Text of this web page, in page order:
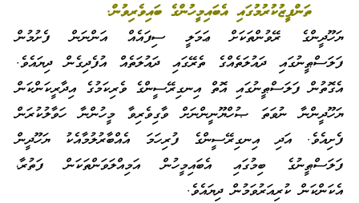
ތަންފީޒުކުރުމުގައި އެބައިމީހުންގެ ބައިވެރިވުން.
ޔަހޫދީންގެ ރޭވުންތަކަށް ޢަމަލީ ސިފައެއް އަންނަން ފެށުމުން
ފަލަސްޠީނުގައި ދައުލަތެއްގެ ތެރޭގައި ދައުލަތެއް އުފެދިގެން ދިޔައެވެ.
އެގޮތުން ފަލަސްޠީނުގައި އޮތް އިނގިރޭސީންގެ ވެރިކަމުގެ އިދާރީކަންކަން
ޔަހޫދީންނާ ނުވަތަ ޞުހްޔޫނީންނަށް ވާގިވެރިވާ މީހުންނާ ހަވާލުކުރަން
ފެށިއެވެ. އަދި އިނގިރޭސީންގެ ފުރިހަމަ އެއްބާރުލުމާއެކު ޔަހޫދީން
ފަލަސްޠީނުގެ ބިމުގައި އެބައިމީހުން އަމިއްލަވަންތަކަން ފަތުރާ،
އެކަންކަން ކުރިއަރުވަމުން ދިޔައެވެ.